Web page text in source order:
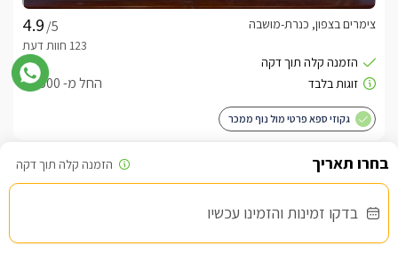
בדקו זמינות והזמינו עכשיו
/5
צימרים בצפון, כנרת-מושבה
החל מ- ₪1500
גקוזי ספא פרטי מול נוף ממכר